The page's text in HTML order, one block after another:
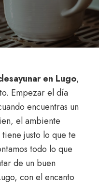
en Lugo,
Empezar el día
encuentras un
el ambiente
justo lo que te
todo lo que
de un buen
con el encanto